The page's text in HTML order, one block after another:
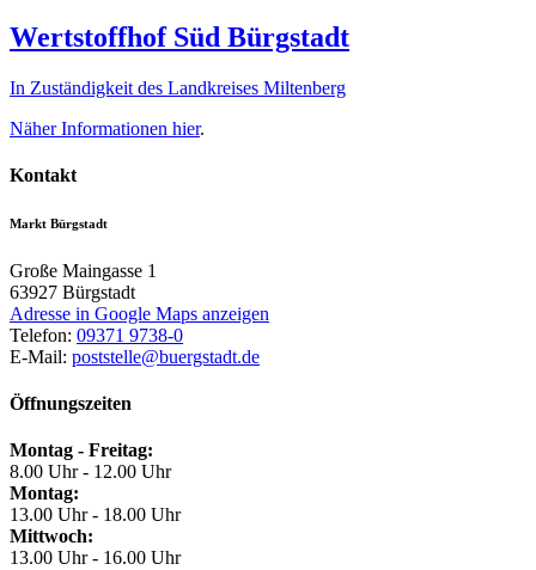
Wertstoffhof Süd Bürgstadt
In Zuständigkeit des Landkreises Miltenberg
Näher Informationen hier.
Kontakt
Markt Bürgstadt
Große Maingasse 1
63927 Bürgstadt
Adresse in Google Maps anzeigen
Telefon: 09371 9738-0
E-Mail: poststelle@buergstadt.de
Öffnungszeiten
Montag - Freitag:
8.00 Uhr - 12.00 Uhr
Montag:
13.00 Uhr - 18.00 Uhr
Mittwoch:
13.00 Uhr - 16.00 Uhr